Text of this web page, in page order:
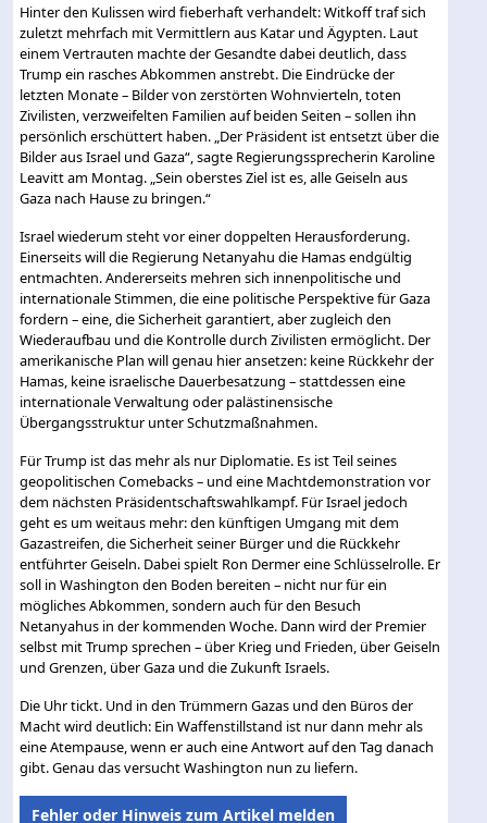
Hinter den Kulissen wird fieberhaft verhandelt: Witkoff traf sich
zuletzt mehrfach mit Vermittlern aus Katar und Ägypten. Laut
einem Vertrauten machte der Gesandte dabei deutlich, dass
Trump ein rasches Abkommen anstrebt. Die Eindrücke der
letzten Monate – Bilder von zerstörten Wohnvierteln, toten
Zivilisten, verzweifelten Familien auf beiden Seiten – sollen ihn
persönlich erschüttert haben. „Der Präsident ist entsetzt über die
Bilder aus Israel und Gaza“, sagte Regierungssprecherin Karoline
Leavitt am Montag. „Sein oberstes Ziel ist es, alle Geiseln aus
Gaza nach Hause zu bringen.“
Israel wiederum steht vor einer doppelten Herausforderung.
Einerseits will die Regierung Netanyahu die Hamas endgültig
entmachten. Andererseits mehren sich innenpolitische und
internationale Stimmen, die eine politische Perspektive für Gaza
fordern – eine, die Sicherheit garantiert, aber zugleich den
Wiederaufbau und die Kontrolle durch Zivilisten ermöglicht. Der
amerikanische Plan will genau hier ansetzen: keine Rückkehr der
Hamas, keine israelische Dauerbesatzung – stattdessen eine
internationale Verwaltung oder palästinensische
Übergangsstruktur unter Schutzmaßnahmen.
Für Trump ist das mehr als nur Diplomatie. Es ist Teil seines
geopolitischen Comebacks – und eine Machtdemonstration vor
dem nächsten Präsidentschaftswahlkampf. Für Israel jedoch
geht es um weitaus mehr: den künftigen Umgang mit dem
Gazastreifen, die Sicherheit seiner Bürger und die Rückkehr
entführter Geiseln. Dabei spielt Ron Dermer eine Schlüsselrolle. Er
soll in Washington den Boden bereiten – nicht nur für ein
mögliches Abkommen, sondern auch für den Besuch
Netanyahus in der kommenden Woche. Dann wird der Premier
selbst mit Trump sprechen – über Krieg und Frieden, über Geiseln
und Grenzen, über Gaza und die Zukunft Israels.
Die Uhr tickt. Und in den Trümmern Gazas und den Büros der
Macht wird deutlich: Ein Waffenstillstand ist nur dann mehr als
eine Atempause, wenn er auch eine Antwort auf den Tag danach
gibt. Genau das versucht Washington nun zu liefern.
Fehler oder Hinweis zum Artikel melden